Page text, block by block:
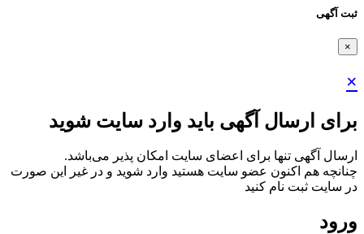
ثبت آگهی
×
×
برای ارسال آگهی باید وارد سایت شوید
ارسال آگهی تنها برای اعضای سایت امکان پذیر می‌باشد.
چنانچه هم‌ اکنون عضو سایت هستید وارد شوید و در غیر این صورت
در سایت ثبت نام کنید
ورود